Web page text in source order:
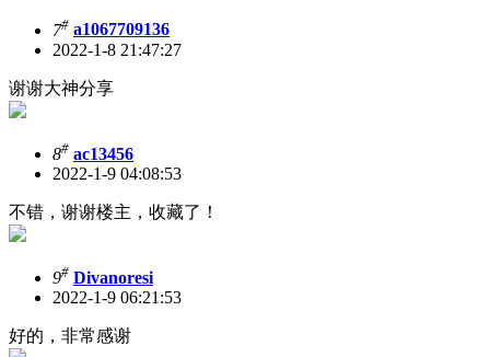
7# a1067709136
2022-1-8 21:47:27
谢谢大神分享
8# ac13456
2022-1-9 04:08:53
不错，谢谢楼主，收藏了！
9# Divanoresi
2022-1-9 06:21:53
好的，非常感谢